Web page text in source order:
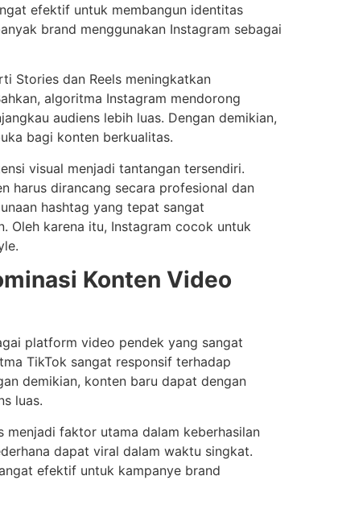
efektif untuk membangun identitas
brand menggunakan Instagram sebagai
Stories dan Reels meningkatkan
algoritma Instagram mendorong
audiens lebih luas. Dengan demikian,
bagi konten berkualitas.
visual menjadi tantangan tersendiri.
harus dirancang secara profesional dan
hashtag yang tepat sangat
Oleh karena itu, Instagram cocok untuk
Konten Video
platform video pendek yang sangat
TikTok sangat responsif terhadap
demikian, konten baru dapat dengan
luas.
menjadi faktor utama dalam keberhasilan
dapat viral dalam waktu singkat.
efektif untuk kampanye brand